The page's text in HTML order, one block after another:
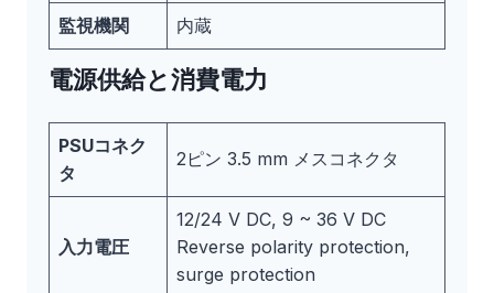
監視機関 内蔵
電源供給と消費電力
PSUコネク
タ
2ピン 3.5 mm メスコネクタ
入力電圧
12/24 V DC, 9 ~ 36 V DC
Reverse polarity protection,
surge protection